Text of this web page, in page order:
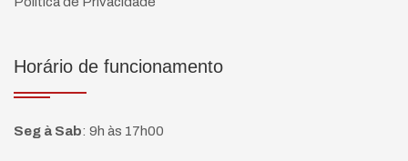
Horário de funcionamento
Seg à Sab: 9h às 17h00